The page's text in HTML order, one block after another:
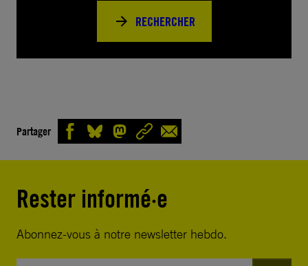
RECHERCHER
Partager
Rester informé·e
Abonnez-vous à notre newsletter hebdo.